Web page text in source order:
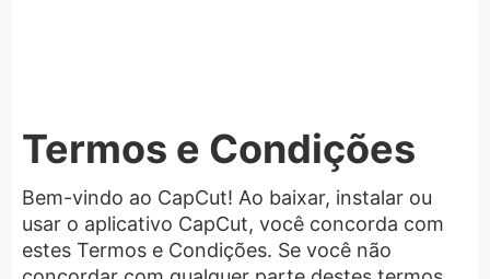
Termos e Condições
Bem-vindo ao CapCut! Ao baixar, instalar ou
usar o aplicativo CapCut, você concorda com
estes Termos e Condições. Se você não